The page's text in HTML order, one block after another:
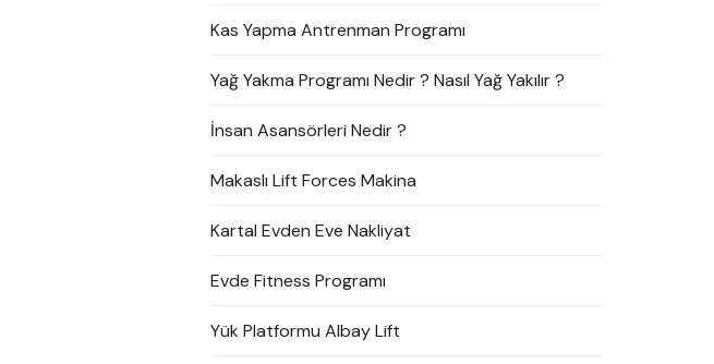
Kas Yapma Antrenman Programı
Yağ Yakma Programı Nedir ? Nasıl Yağ Yakılır ?
İnsan Asansörleri Nedir ?
Makaslı Lift Forces Makina
Kartal Evden Eve Nakliyat
Evde Fitness Programı
Yük Platformu Albay Lift